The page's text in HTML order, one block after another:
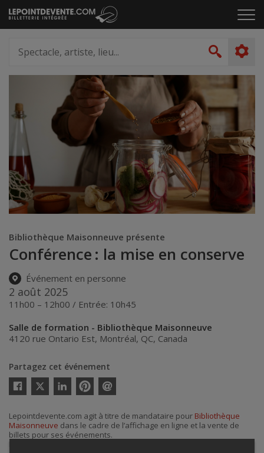
Passer
au
le
artiste,
lieu...
Bibliothèque Maisonneuve présente
Conférence : la mise en conserve
Événement en personne
2 août 2025
11h00 – 12h00 / Entrée: 10h45
Salle de formation - Bibliothèque Maisonneuve
4120 rue Ontario Est, Montréal, QC, Canada
Partagez cet événement
Twitter
courriel
Lepointdevente.com agit à titre de mandataire pour Bibliothèque
Maisonneuve dans le cadre de l’affichage en ligne et la vente de
billets pour ses événements.